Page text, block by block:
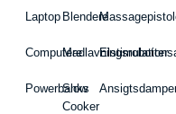
Laptop
Computere
Powerbanks
Blendere
Madlavningsrobotter
Slow
Cooker